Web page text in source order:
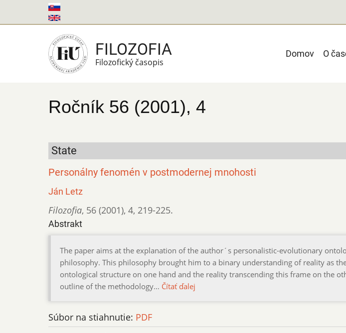
na
FILOZOFIA
Filozofický časopis
Main
Domov O
Ročník 56 (2001), 4
State
Personálny fenomén v postmodernej mnohosti
Ján Letz
Filozofia, 56 (2001), 4, 219-225.
Abstrakt
The paper aims at the explanation of the author´s personalistic-evolutionary
philosophy. This philosophy brought him to a binary understanding of reality as
ontological structure on one hand and the reality transcending this frame on the
outline of the methodology… Čítať ďalej
Súbor na stiahnutie: PDF